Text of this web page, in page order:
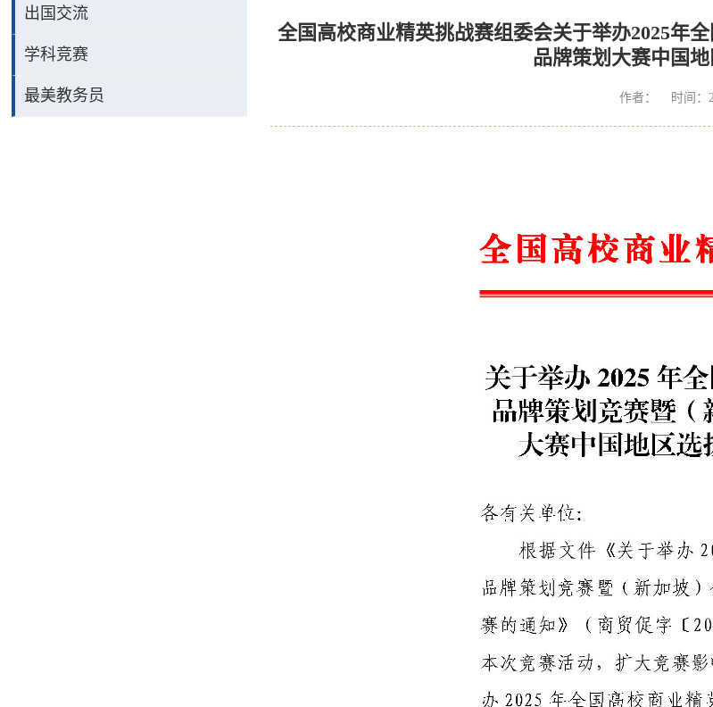
出国交流
学科竞赛
最美教务员
全国高校商业精英挑战赛组委会关于举办2025年
品牌策划大赛中国
作者： 时间：